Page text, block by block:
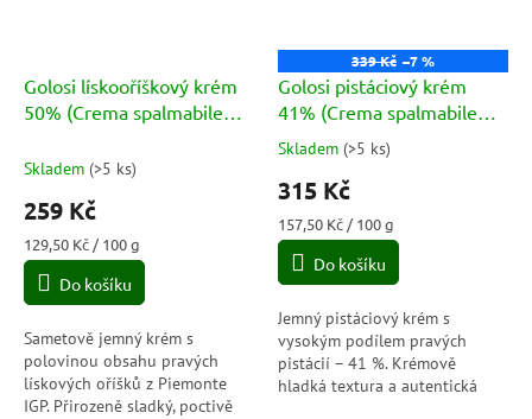
Golosi lískooříškový krém
50% (Crema spalmabile
Skladem (>5 ks)
259 Kč
Měrná
cena:
129,50 Kč / 100 g
Do košíku
Sametově jemný krém s
polovinou obsahu pravých
lískových oříšků z Piemonte
IGP. Přirozeně sladký, poctivě
339 Kč –7 %
Golosi pistáciový krém
41% (Crema spalmabile
con 41% di pistacchio)
Průměrné
hodnocení
produktu
je
5,0
5
hvězdiček.
Skladem (>5 ks)
315 Kč
Měrná
cena:
157,50 Kč / 100 g
Do košíku
Jemný pistáciový krém s
vysokým podílem pravých
pistácií – 41 %. Krémově
hladká textura a autentická